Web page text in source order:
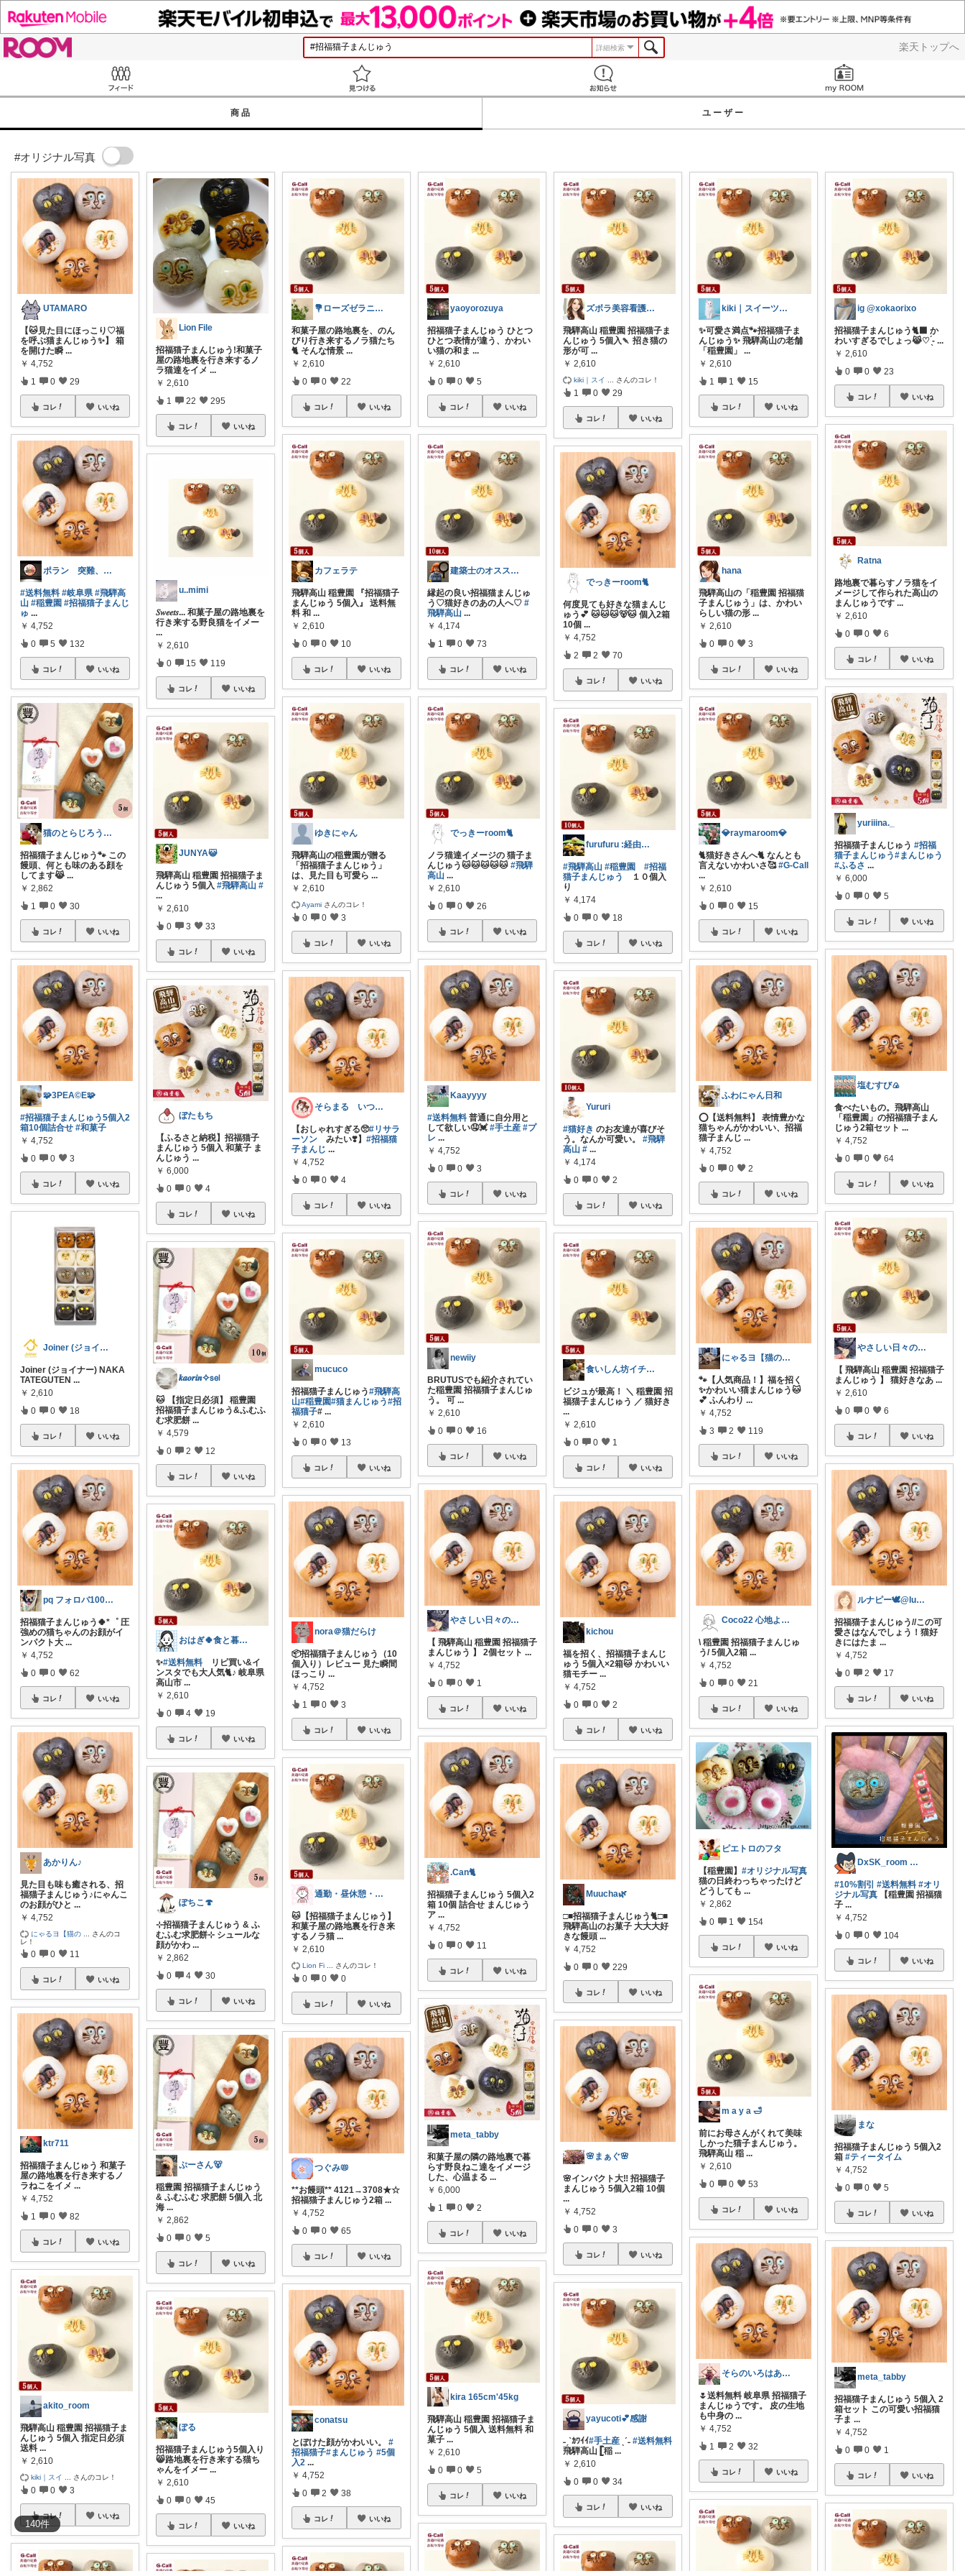
楽天トップへ
詳細検索
商品 ユーザー
#オリジナル写真
140件
UTAMARO
【🐱見た目にほっこり♡福
を呼ぶ猫まんじゅう✨】 箱
を開けた瞬 ...
￥ 4,752
1 0 29
コレ いいね
ポラン 突難、メニエール病で療養中
#送料無料 #岐阜県 #飛騨高
山 #稲豊園 #招福猫子まんじ
ゅ ...
￥ 4,752
0 5 132
コレ いいね
猫のとらじろう🐾猫グッズ専門🐾
招福猫子まんじゅう🐾 この
饅頭、何とも味のある顔を
してます😹 ...
￥ 2,862
1 0 30
コレ いいね
🧩3PEA©️E🧩
#招福猫子まんじゅう5個入2
箱10個詰合せ #和菓子
￥ 4,752
0 0 3
コレ いいね
Joiner (ジョイナー)
Joiner (ジョイナー) NAKA
TATEGUTEN ...
￥ 2,610
0 0 18
コレ いいね
pq フォロバ100！です*´ᵜ`*
招福猫子まんじゅう🍀*゜ 圧
強めの猫ちゃんのお顔がイ
ンパクト大 ...
￥ 4,752
0 0 62
コレ いいね
あかりん♪
見た目も味も癒される、招
福猫子まんじゅう♪にゃんこ
のお顔がひと ...
￥ 4,752
にゃるヨ【猫の
さんのコ
レ！
0 0 11
コレ いいね
ktr711
招福猫子まんじゅう 和菓子
屋の路地裏を行き来するノ
ラねこをイメ ...
￥ 4,752
1 0 82
コレ いいね
akito_room
飛騨高山 稲豊園 招福猫子ま
んじゅう 5個入 指定日必須
送料 ...
￥ 2,610
kiki｜スイ さんのコレ！
0 0 3
コレ いいね
Lion File
招福猫子まんじゅう!和菓子
屋の路地裏を行き来するノ
ラ猫達をイメ ...
￥ 2,610
1 22 295
コレ いいね
u..mimi
𝑆𝑤𝑒𝑒𝑡𝑠... 和菓子屋の路地裏を
行き来する野良猫をイメー
...
￥ 2,610
0 15 119
コレ いいね
JUNYA😺
飛騨高山 稲豊園 招福猫子ま
んじゅう 5個入#飛騨高山 #
...
￥ 2,610
0 3 33
コレ いいね
ぼたもち
【ふるさと納税】招福猫子
まんじゅう 5個入 和菓子 ま
んじゅう ...
￥ 6,000
0 0 4
コレ いいね
𝒌𝒂𝒐𝒓𝒊𝒏✧𝗌𝖾𝗅
🐱 【指定日必須】 稲豊園
招福猫子まんじゅう&ふむふ
む求肥餅 ...
￥ 4,579
0 2 12
コレ いいね
おはぎ🍀食と暮らし
✨#送料無料 リピ買い&イ
ンスタでも大人気🐈♪ 岐阜県
高山市...
￥ 2,610
0 4 19
コレ いいね
ぽちこ🍄
⊹招福猫子まんじゅう & ふ
むふむ求肥餅⊹ シュールな
顔がかわ ...
￥ 2,862
0 4 30
コレ いいね
ぷーさん🐻
稲豊園 招福猫子まんじゅう
& ふむふむ 求肥餅 5個入 北
海 ...
￥ 2,862
0 0 5
コレ いいね
ぽる
招福猫子まんじゅう5個入り
😸路地裏を行き来する猫ち
ゃんをイメー ...
￥ 2,610
0 0 45
コレ いいね
💐ローズゼラニウム😊心地よい暮らし
和菓子屋の路地裏を、のん
びり行き来するノラ猫たち
🐈 そんな情景 ...
￥ 2,610
0 0 22
コレ いいね
カフェラテ
飛騨高山 稲豊園 『招福猫子
まんじゅう 5個入』 送料無
料 和 ...
￥ 2,610
0 0 10
コレ いいね
ゆきにゃん
飛騨高山の稲豊園が贈る
「招福猫子まんじゅう」
は、見た目も可愛ら ...
￥ 2,610
Ayami さんのコレ！
0 0 3
コレ いいね
そらまる いつも購入ありがとう🫶
【おしゃれすぎる🥺#リサラ
ーソン みたい❣️】#招福猫
子まんじ ...
￥ 4,752
0 0 4
コレ いいね
mucuco
招福猫子まんじゅう#飛騨高
山#稲豊園#猫まんじゅう#招
福猫子# ...
￥ 2,610
0 0 13
コレ いいね
nora＠猫だらけ
📦招福猫子まんじゅう（10
個入り）レビュー 見た瞬間
ほっこり ...
￥ 4,752
1 0 3
コレ いいね
通勤・昼休憩・少しの時間 楽天ママ😊
🐱【招福猫子まんじゅう】
和菓子屋の路地裏を行き来
するノラ猫 ...
￥ 2,610
Lion Fi さんのコレ！
0 0 0
コレ いいね
つぐみ📛
**お饅頭** 4121→3708★☆
招福猫子まんじゅう2箱 ...
￥ 4,752
0 0 65
コレ いいね
conatsu
とぼけた顔がかわいい。#
招福猫子#まんじゅう #5個
入2 ...
￥ 4,752
0 2 38
コレ いいね
yaoyorozuya
招福猫子まんじゅう ひとつ
ひとつ表情が違う、かわい
い猫の和ま ...
￥ 2,610
0 0 5
コレ いいね
建築士のオススメ❤︎経由購入
縁起の良い招福猫まんじゅ
う♡猫好きのあの人へ♡#
飛騨高山 ...
￥ 4,174
1 0 73
コレ いいね
でっきーroom🐈
ノラ猫達イメージの 猫子ま
んじゅう🐱🐱🐱🐱🐱#飛騨
高山 ...
￥ 2,610
0 0 26
コレ いいね
Kaayyyy
#送料無料 普通に自分用と
して欲しい🤤💓#手土産 #プ
レ ...
￥ 4,752
0 0 3
コレ いいね
newiiy
BRUTUSでも紹介されてい
た稲豊園 招福猫子まんじゅ
う。 可 ...
￥ 2,610
0 0 16
コレ いいね
やさしい日々の記録𓅫
【 飛騨高山 稲豊園 招福猫子
まんじゅう 】 2個セット ...
￥ 4,752
0 0 1
コレ いいね
.Can🐈
招福猫子まんじゅう 5個入2
箱 10個 詰合せ まんじゅう
ア ...
￥ 4,752
0 0 11
コレ いいね
meta_tabby
和菓子屋の隣の路地裏で暮
らす野良ねこ達をイメージ
した、心温まる ...
￥ 6,000
1 0 2
コレ いいね
kira 165cm'45kg
飛騨高山 稲豊園 招福猫子ま
んじゅう 5個入 送料無料 和
菓子 ...
￥ 2,610
0 0 5
コレ いいね
ズボラ美容看護師の便利グッズ✨
飛騨高山 稲豊園 招福猫子ま
んじゅう 5個入🍡 招き猫の
形が可 ...
￥ 2,610
kiki｜スイ さんのコレ！
1 0 29
コレ いいね
でっきーroom🐈
何度見ても好きな猫まんじ
ゅう💕 🐱🐱🐱🐻🐱 個入2箱
10個...
￥ 4,752
2 2 70
コレ いいね
furufuru :経由購入しています♪
#飛騨高山 #稲豊園
#招福
猫子まんじゅう
１０個入
り
￥ 4,174
0 0 18
コレ いいね
Yururi
#猫好き のお友達が喜びそ
う。なんか可愛い。#飛騨
高山 # ...
￥ 4,174
0 0 2
コレ いいね
食いしん坊イチオシグルメ(◜ᴗ◝ )
ビジュが最高！ ＼ 稲豊園 招
福猫子まんじゅう ／ 猫好き
...
￥ 2,610
0 0 1
コレ いいね
kichou
福を招く、招福猫子まんじ
ゅう 5個入×2箱🐱 かわいい
猫モチー ...
￥ 4,752
0 0 2
コレ いいね
Muucha🌿
□■招福猫子まんじゅう🐈□■
飛騨高山のお菓子 大大大好
きな饅頭 ...
￥ 4,752
0 0 229
コレ いいね
🌸まぁぐ🌸
🌸インパクト大‼️ 招福猫子
まんじゅう 5個入2箱 10個
...
￥ 4,752
0 0 3
コレ いいね
yayucoti💕感謝
˗ˏˋｶﾜｲｲ#手土産 ˎˊ˗#送料無料
飛騨高山 𓊈稲 ...
￥ 2,610
0 0 34
コレ いいね
kiki｜スイーツ専門🍰
✨可愛さ満点🐾招福猫子ま
んじゅう✨ 飛騨高山の老舗
「稲豊園」
...
￥ 2,610
1 1 15
コレ いいね
hana
飛騨高山の「稲豊園 招福猫
子まんじゅう」は、かわい
らしい猫の形 ...
￥ 2,610
0 0 3
コレ いいね
💎raymaroom💎
🐈猫好きさんへ🐈 なんとも
言えないかわいさ🥰#G-Call
...
￥ 2,610
0 0 15
コレ いいね
ふわにゃん日和
⭕️【送料無料】 表情豊かな
猫ちゃんがかわいい、招福
猫子まんじ ...
￥ 4,752
0 0 2
コレ いいね
にゃるヨ【猫のいる暮らし】
🐾【人気商品！】福を招く
✨かわいい猫まんじゅう🐱
💕 ふんわり ...
￥ 4,752
3 2 119
コレ いいね
Coco22 心地よい暮らし
\ 稲豊園 招福猫子まんじゅ
う/ 5個入2箱...
￥ 4,752
0 0 21
コレ いいね
ピエトロのフタ
【稲豊園】#オリジナル写真
猫の日終わっちゃったけど
どうしても ...
￥ 2,862
0 1 154
コレ いいね
m a y a 🛁
前にお母さんがくれて美味
しかった猫子まんじゅう。
飛騨高山 稲 ...
￥ 2,610
0 0 53
コレ いいね
そらのいろはあお🐕生誕17周年🌈
🌷送料無料 岐阜県 招福猫子
まんじゅうです。 皮の生地
も中身の ...
￥ 4,752
1 2 32
コレ いいね
ig @xokaorixo
招福猫子まんじゅう🐈‍⬛ か
わいすぎるでしょっ😹♡ ̖́-...
￥ 2,610
0 0 23
コレ いいね
Ratna
路地裏で暮らすノラ猫をイ
メージして作られた高山の
まんじゅうです ...
￥ 2,610
0 0 6
コレ いいね
yuriiina._
招福猫子まんじゅう#招福
猫子まんじゅう#まんじゅう
#ふるさ ...
￥ 6,000
0 0 5
コレ いいね
塩むすび🍙
食べたいもの。飛騨高山
「稲豊園」の招福猫子まん
じゅう2箱セット ...
￥ 4,752
0 0 64
コレ いいね
やさしい日々の記録𓅫
【 飛騨高山 稲豊園 招福猫子
まんじゅう 】 猫好きなあ ...
￥ 2,610
0 0 6
コレ いいね
ルナピー🕊️@lunappy_care
招福猫子まんじゅう//この可
愛さはなんでしょう！猫好
きにはたま ...
￥ 4,752
0 2 17
コレ いいね
DxSK_room 👶🏻育児グッズ
#10%割引 #送料無料 #オリ
ジナル写真 【稲豊園 招福猫
子 ...
￥ 4,752
0 0 104
コレ いいね
まな
招福猫子まんじゅう 5個入2
箱#ティータイム
￥ 4,752
0 0 5
コレ いいね
meta_tabby
招福猫子まんじゅう 5個入 2
箱セット この可愛い招福猫
子ま ...
￥ 4,752
0 0 1
コレ いいね